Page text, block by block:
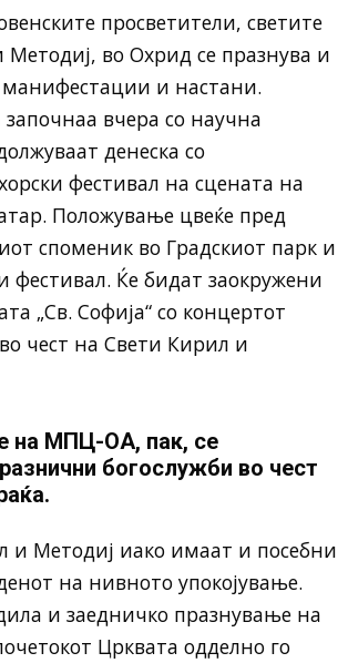
просветители, светите
во Охрид се празнува и
манифестации и настани.
вчера со научна
денеска со
фестивал на сцената на
Положување цвеќе пред
споменик во Градскиот парк и
фестивал. Ќе бидат заокружени
„Св. Софија“ со концертот
чест на Свети Кирил и
на МПЦ-ОА, пак, се
богослужби во чест
и Методиј иако имаат и посебни
на нивното упокојување.
и заедничко празнување на
Црквата одделно го